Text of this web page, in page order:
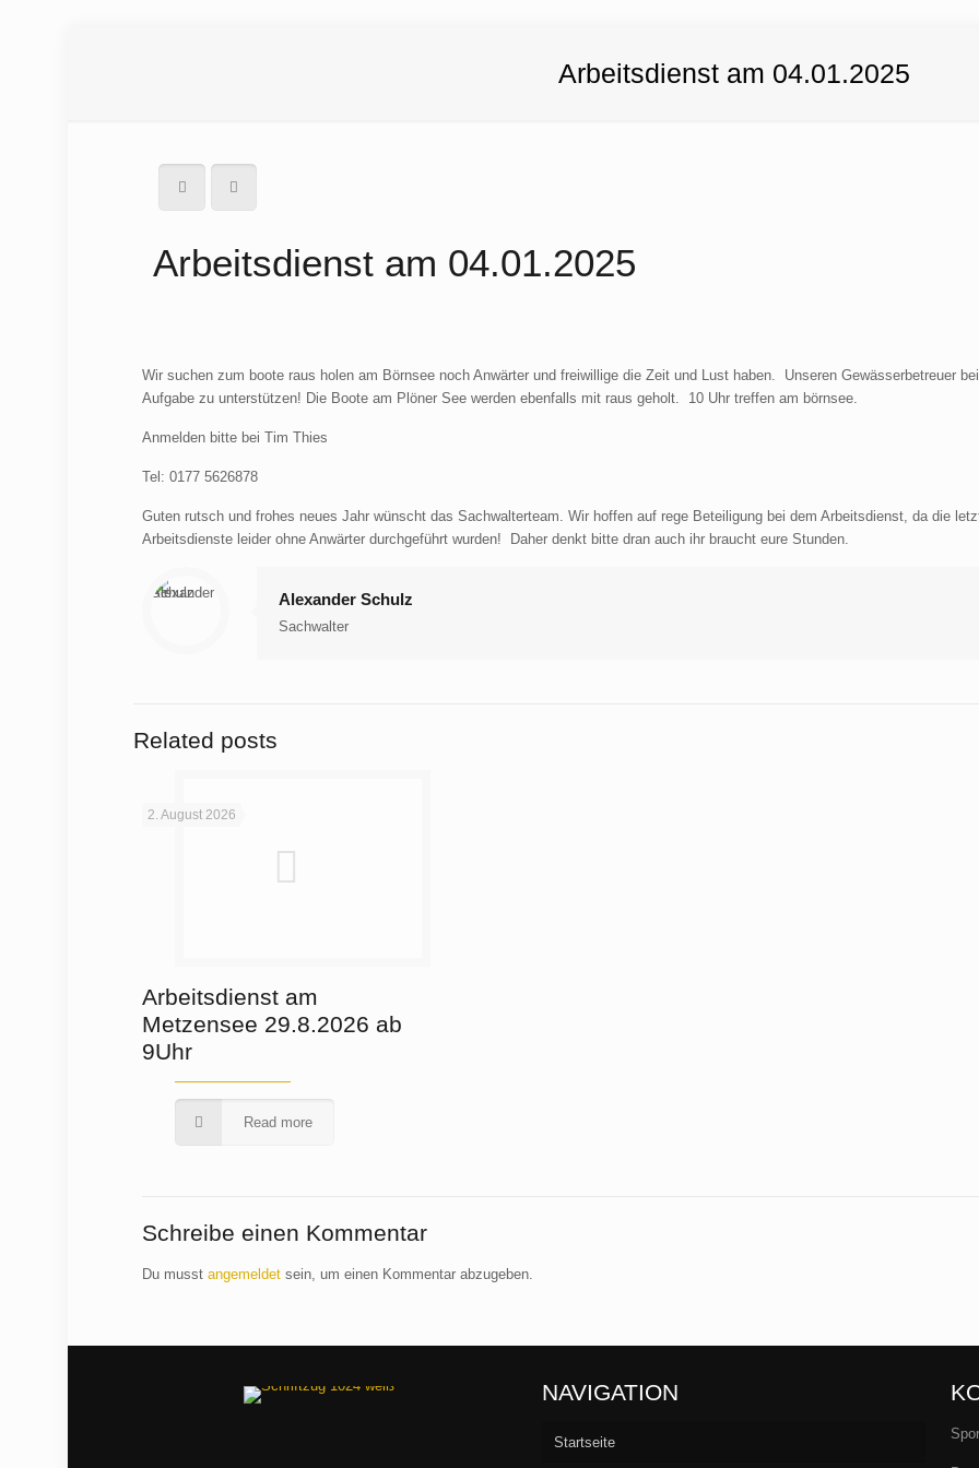
Arbeitsdienst am 04.01.2025
Arbeitsdienst am 04.01.2025
Wir suchen zum boote raus holen am Börnsee noch Anwärter und freiwillige die Zeit und Lust haben. Unseren Gewässerbetreuer
Aufgabe zu unterstützen! Die Boote am Plöner See werden ebenfalls mit raus geholt. 10 Uhr treffen am börnsee.
Anmelden bitte bei Tim Thies
Tel: 0177 5626878
Guten rutsch und frohes neues Jahr wünscht das Sachwalterteam. Wir hoffen auf rege Beteiligung bei dem Arbeitsdienst, da die
Arbeitsdienste leider ohne Anwärter durchgeführt wurden! Daher denkt bitte dran auch ihr braucht eure Stunden.
Alexander Schulz
Sachwalter
Related posts
2. August 2026
Arbeitsdienst am
Metzensee 29.8.2026 ab
9Uhr
Read more
Schreibe einen Kommentar
Du musstangemeldet sein, um einen Kommentar abzugeben.
NAVIGATION
Startseite